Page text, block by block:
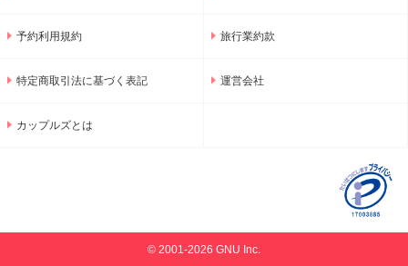
予約利用規約 旅行業約款
特定商取引法に基づく表記 運営会社
カップルズとは
© 2001-2026 GNU Inc.